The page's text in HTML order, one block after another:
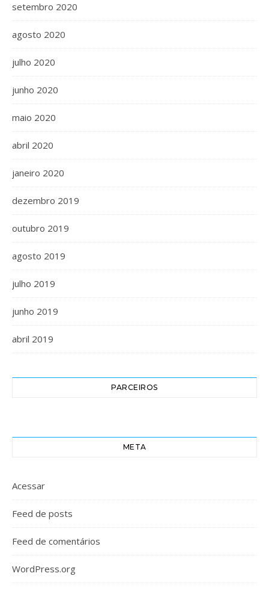
setembro 2020
agosto 2020
julho 2020
junho 2020
maio 2020
abril 2020
janeiro 2020
dezembro 2019
outubro 2019
agosto 2019
julho 2019
junho 2019
abril 2019
PARCEIROS
META
Acessar
Feed de posts
Feed de comentários
WordPress.org